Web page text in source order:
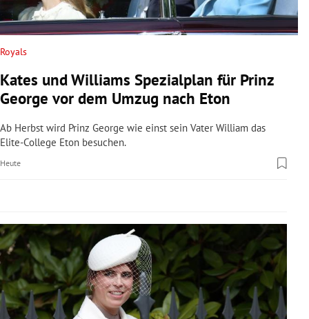
Untermenü
Untermenü
Untermenü
Untermenü
Untermenü
Untermenü
Royals
Kates und Williams Spezialplan für Prinz
George vor dem Umzug nach Eton
Ab Herbst wird Prinz George wie einst sein Vater William das
Elite-College Eton besuchen.
Heute